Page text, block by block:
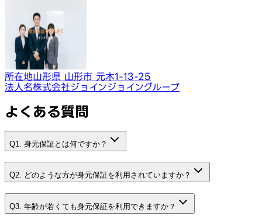
所在地山形県 山形市 元木1-13-25
法人名株式会社ジョインジョイングループ
よくある質問
Q1. 身元保証とは何ですか？
Q2. どのような方が身元保証を利用されていますか？
Q3. 年齢が若くても身元保証を利用できますか？